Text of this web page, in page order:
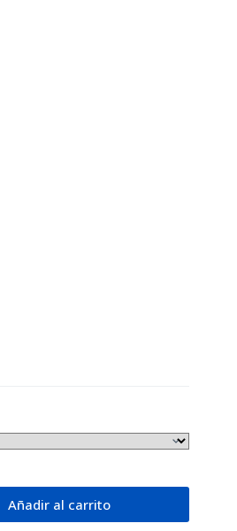
Añadir al carrito